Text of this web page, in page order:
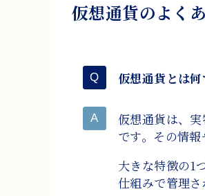
仮想通貨のよく
仮想通貨とは何
仮想通貨は、
です。その情
大きな特徴の1
仕組みで管理さ